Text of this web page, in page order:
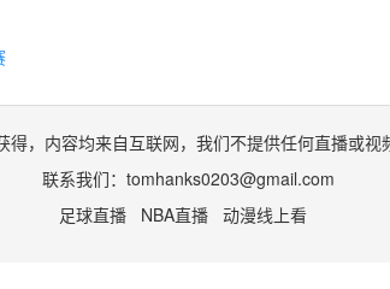
，内容均来自互联网，我们不提供任何直播或视
联系我们： tomhanks0203@gmail.com
足球直播
NBA直播 动漫线上看